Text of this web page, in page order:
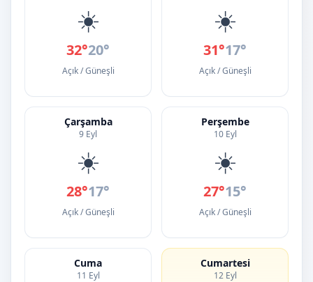
☀️
32°20°
Açık / Güneşli
☀️
31°17°
Açık / Güneşli
Çarşamba
9 Eyl
☀️
28°17°
Açık / Güneşli
Perşembe
10 Eyl
☀️
27°15°
Açık / Güneşli
Cuma
11 Eyl
Cumartesi
12 Eyl